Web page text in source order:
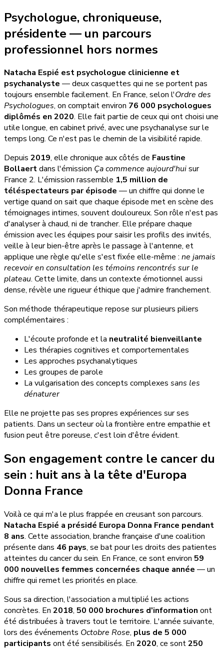
Psychologue, chroniqueuse,
présidente — un parcours
professionnel hors normes
Natacha Espié est psychologue clinicienne et
psychanalyste — deux casquettes qui ne se portent pas
toujours ensemble facilement. En France, selon l'Ordre des
Psychologues, on comptait environ 76 000 psychologues
diplômés en 2020. Elle fait partie de ceux qui ont choisi une
utile longue, en cabinet privé, avec une psychanalyse sur le
temps long. Ce n'est pas le chemin de la visibilité rapide.
Depuis 2019, elle chronique aux côtés de Faustine
Bollaertdans l'émission Ça commence aujourd'huisur
France 2. L'émission rassemble 1,5 million de
téléspectateurs par épisode — un chiffre qui donne le
vertige quand on sait que chaque épisode met en scène des
témoignages intimes, souvent douloureux. Son rôle n'est pas
d'analyser à chaud, ni de trancher. Elle prépare chaque
émission avec les équipes pour saisir les profils des invités,
veille à leur bien-être après le passage à l'antenne, et
applique une règle qu'elle s'est fixée elle-même : ne jamais
recevoir en consultation les témoins rencontrés sur le
plateau. Cette limite, dans un contexte émotionnel aussi
dense, révèle une rigueur éthique que j'admire franchement.
Son méthode thérapeutique repose sur plusieurs piliers
complémentaires :
L'écoute profonde et la neutralité bienveillante
Les thérapies cognitives et comportementales
Les approches psychanalytiques
Les groupes de parole
La vulgarisation des concepts complexes sans les
dénaturer
Elle ne projette pas ses propres expériences sur ses
patients. Dans un secteur où la frontière entre empathie et
fusion peut être poreuse, c'est loin d'être évident.
Son engagement contre le cancer du
sein : huit ans à la tête d'Europa
Donna France
Voilà ce qui m'a le plus frappée en creusant son parcours.
Natacha Espié a présidé Europa Donna France pendant
8 ans. Cette association, branche française d'une coalition
présente dans 46 pays, se bat pour les droits des patientes
atteintes du cancer du sein. En France, ce sont environ 59
000 nouvelles femmes concernées chaque année — un
chiffre qui remet les priorités en place.
Sous sa direction, l'association a multiplié les actions
concrètes. En 2018, 50 000 brochures d'information ont
été distribuées à travers tout le territoire. L'année suivante,
lors des événements Octobre Rose, plus de 5 000
participants ont été sensibilisés. En 2020, ce sont250